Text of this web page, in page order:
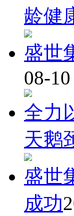
龄健
盛世
08-10
全力
天鹅
盛世
成功